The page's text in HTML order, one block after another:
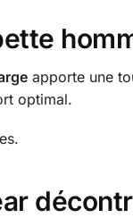
apporte une
optimal.